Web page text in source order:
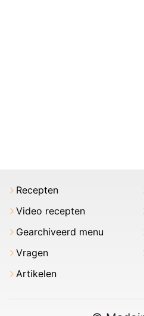
Recepten
Video recepten
Gearchiveerd menu
Vragen
Artikelen